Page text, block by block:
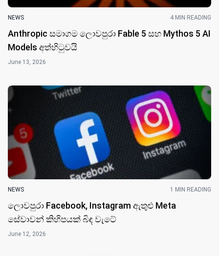
NEWS 4 MIN READING
Anthropic සමාගම ලොවපුරා Fable 5 සහ Mythos 5 AI
Models අත්හිටුවයි
June 13, 2026
NEWS 1 MIN READING
ලොවපුරා Facebook, Instagram ඇතුළු Meta
සේවාවන් කිහිපයක් බිඳ වැටේ
June 12, 2026